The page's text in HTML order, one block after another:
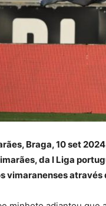
Braga, 10 set
da I Liga
vimaranenses